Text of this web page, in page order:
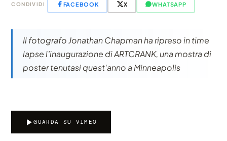
CONDIVIDI FACEBOOK X WHATSAPP
Il fotografo Jonathan Chapman ha ripreso in time
lapse l’inaugurazione di ARTCRANK, una mostra di
poster tenutasi quest'anno a Minneapolis
GUARDA SU VIMEO